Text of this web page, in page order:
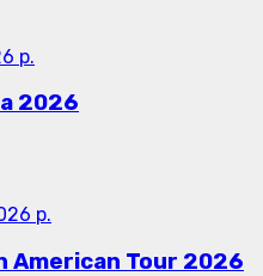
р.
2026
р.
American Tour 2026